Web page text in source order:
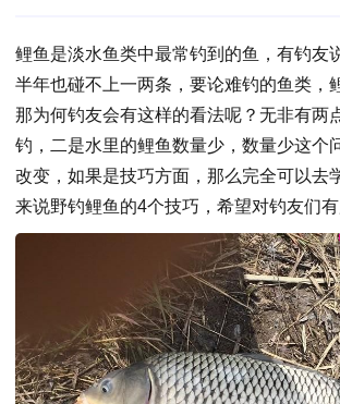
鲤鱼是淡水鱼类中最常钓到的鱼，有钓友
半年也碰不上一两条，要论难钓的鱼类，
那为何钓友会有这样的看法呢？无非有两
钓，二是水里的鲤鱼数量少，数量少这个
改变，如果是技巧方面，那么完全可以去
来说野钓鲤鱼的4个技巧，希望对钓友们有